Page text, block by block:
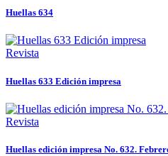
Huellas 634
Revista
Huellas 633 Edición impresa
Revista
Huellas edición impresa No. 632.